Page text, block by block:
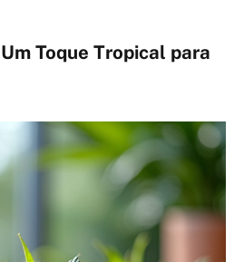
Toque Tropical para